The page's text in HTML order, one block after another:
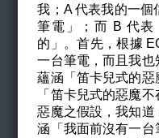
我；A 代表我的一個
筆電」；而 B 代表
的」。首先，根據
一台筆電，而且我也
蘊涵「笛卡兒式的
「笛卡兒式的惡魔
惡魔之假設，我知
涵「我面前沒有一